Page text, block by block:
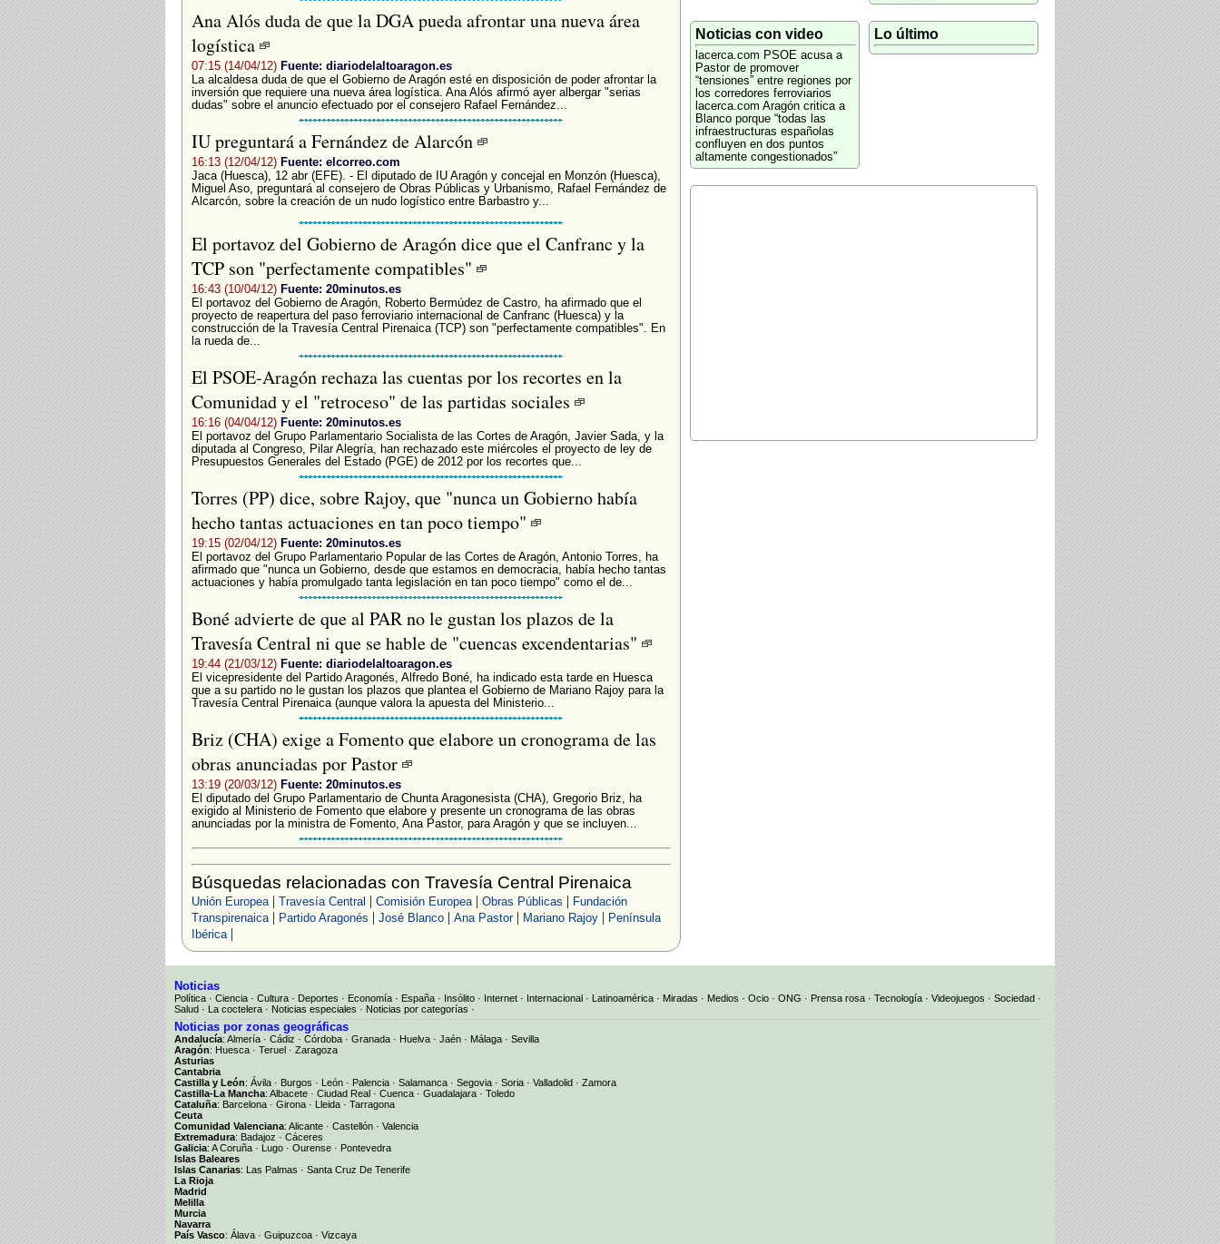
Ana Alós duda de que la DGA pueda afrontar una nueva área
logística
07:15 (14/04/12) Fuente: diariodelaltoaragon.es
La alcaldesa duda de que el Gobierno de Aragón esté en disposición de poder afrontar la
inversión que requiere una nueva área logística. Ana Alós afirmó ayer albergar "serias
dudas" sobre el anuncio efectuado por el consejero Rafael Fernández...
IU preguntará a Fernández de Alarcón
16:13 (12/04/12) Fuente: elcorreo.com
Jaca (Huesca), 12 abr (EFE). - El diputado de IU Aragón y concejal en Monzón (Huesca),
Miguel Aso, preguntará al consejero de Obras Públicas y Urbanismo, Rafael Fernández de
Alcarcón, sobre la creación de un nudo logístico entre Barbastro y...
El portavoz del Gobierno de Aragón dice que el Canfranc y la
TCP son "perfectamente compatibles"
16:43 (10/04/12) Fuente: 20minutos.es
El portavoz del Gobierno de Aragón, Roberto Bermúdez de Castro, ha afirmado que el
proyecto de reapertura del paso ferroviario internacional de Canfranc (Huesca) y la
construcción de la Travesía Central Pirenaica (TCP) son "perfectamente compatibles". En
la rueda de...
El PSOE-Aragón rechaza las cuentas por los recortes en la
Comunidad y el "retroceso" de las partidas sociales
16:16 (04/04/12) Fuente: 20minutos.es
El portavoz del Grupo Parlamentario Socialista de las Cortes de Aragón, Javier Sada, y la
diputada al Congreso, Pilar Alegría, han rechazado este miércoles el proyecto de ley de
Presupuestos Generales del Estado (PGE) de 2012 por los recortes que...
Torres (PP) dice, sobre Rajoy, que "nunca un Gobierno había
hecho tantas actuaciones en tan poco tiempo"
19:15 (02/04/12) Fuente: 20minutos.es
El portavoz del Grupo Parlamentario Popular de las Cortes de Aragón, Antonio Torres, ha
afirmado que "nunca un Gobierno, desde que estamos en democracia, había hecho tantas
actuaciones y había promulgado tanta legislación en tan poco tiempo" como el de...
Boné advierte de que al PAR no le gustan los plazos de la
Travesía Central ni que se hable de "cuencas excendentarias"
19:44 (21/03/12) Fuente: diariodelaltoaragon.es
El vicepresidente del Partido Aragonés, Alfredo Boné, ha indicado esta tarde en Huesca
que a su partido no le gustan los plazos que plantea el Gobierno de Mariano Rajoy para la
Travesía Central Pirenaica (aunque valora la apuesta del Ministerio...
Briz (CHA) exige a Fomento que elabore un cronograma de las
obras anunciadas por Pastor
13:19 (20/03/12) Fuente: 20minutos.es
El diputado del Grupo Parlamentario de Chunta Aragonesista (CHA), Gregorio Briz, ha
exigido al Ministerio de Fomento que elabore y presente un cronograma de las obras
anunciadas por la ministra de Fomento, Ana Pastor, para Aragón y que se incluyen...
Búsquedas relacionadas con Travesía Central Pirenaica
Unión Europea| Travesía Central | Comisión Europea| Obras Públicas | Fundación
Transpirenaica| Partido Aragonés | José Blanco| Ana Pastor| Mariano Rajoy| Península
Ibérica|
Noticias con video
lacerca.com PSOE acusa a
Pastor de promover
“tensiones” entre regiones por
los corredores ferroviarios
lacerca.com Aragón critica a
Blanco porque “todas las
infraestructuras españolas
confluyen en dos puntos
altamente congestionados”
Lo último
Noticias
Política · Ciencia · Cultura · Deportes · Economía · España · Insólito · Internet · Internacional · Latinoamérica · Miradas · Medios · Ocio · ONG · Prensa rosa · Tecnología · Videojuegos · Sociedad ·
Salud · La coctelera · Noticias especiales · Noticias por categorías ·
Noticias por zonas geográficas
Andalucía: Almería · Cádiz · Córdoba · Granada · Huelva · Jaén · Málaga · Sevilla
Aragón: Huesca · Teruel · Zaragoza
Asturias
Cantabria
Castilla y León: Ávila · Burgos · León · Palencia · Salamanca · Segovia · Soria · Valladolid · Zamora
Castilla-La Mancha: Albacete · Ciudad Real · Cuenca · Guadalajara · Toledo
Cataluña: Barcelona · Girona · Lleida · Tarragona
Ceuta
Comunidad Valenciana: Alicante · Castellón · Valencia
Extremadura: Badajoz · Cáceres
Galicia: A Coruña · Lugo · Ourense · Pontevedra
Islas Baleares
Islas Canarias: Las Palmas · Santa Cruz De Tenerife
La Rioja
Madrid
Melilla
Murcia
Navarra
País Vasco: Álava · Guipuzcoa · Vizcaya